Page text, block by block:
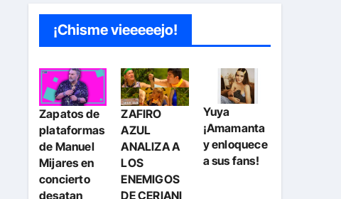
¡Chisme vieeeeejo!
Zapatos de
plataformas
de Manuel
Mijares en
concierto
desatan
ZAFIRO
AZUL
ANALIZA A
LOS
ENEMIGOS
DE CERIANI
Yuya
¡Amamanta
y enloquece
a sus fans!